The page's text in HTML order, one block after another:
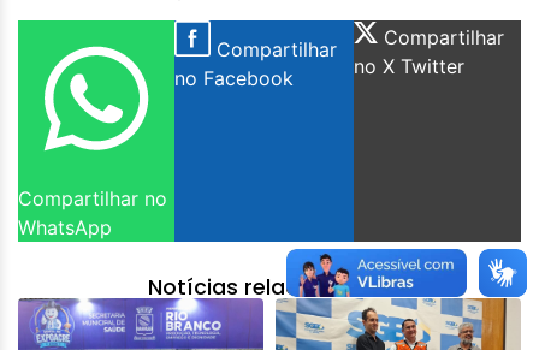
Compartilhar no
WhatsApp
Compartilhar
no Facebook
Compartilhar
no X Twitter
Notícias relacionadas: